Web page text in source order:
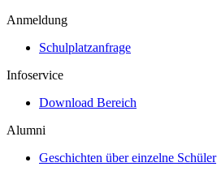
Anmeldung
Schulplatzanfrage
Infoservice
Download Bereich
Alumni
Geschichten über einzelne Schüler